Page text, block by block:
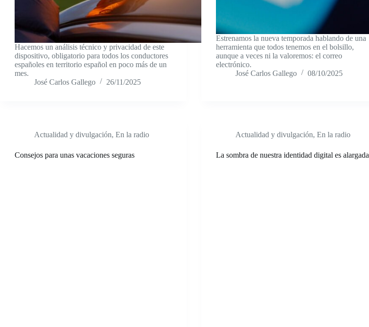
Hacemos un análisis técnico y privacidad de este
dispositivo, obligatorio para todos los conductores
españoles en territorio español en poco más de un
mes.
José Carlos Gallego
26/11/2025
Estrenamos la nueva temporada hablando de una
herramienta que todos tenemos en el bolsillo,
aunque a veces ni la valoremos: el correo
electrónico.
José Carlos Gallego
08/10/2025
Actualidad y divulgación, En la radio
Consejos para unas vacaciones seguras
Actualidad y divulgación,En la radio
La sombra de nuestra identidad digital es alargada